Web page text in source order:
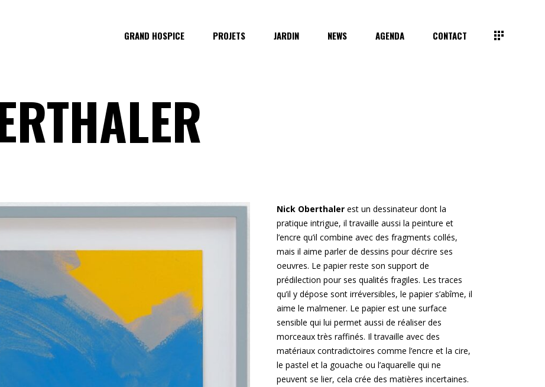
GRAND HOSPICE PROJETS JARDIN NEWS AGENDA CONTACT
Nick Oberthaler est un dessinateur dont la
pratique intrigue, il travaille aussi la peinture et
l’encre qu’il combine avec des fragments collés,
mais il aime parler de dessins pour décrire ses
oeuvres. Le papier reste son support de
prédilection pour ses qualités fragiles. Les traces
qu’il y dépose sont irréversibles, le papier s’abîme, il
aime le malmener. Le papier est une surface
sensible qui lui permet aussi de réaliser des
morceaux très raffinés. Il travaille avec des
matériaux contradictoires comme l’encre et la cire,
le pastel et la gouache ou l’aquarelle qui ne
peuvent se lier, cela crée des matières incertaines.